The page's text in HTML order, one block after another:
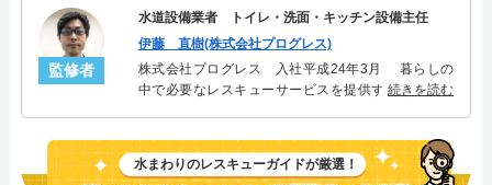
監修者
水道設備業者 トイレ・洗面・キッチン設備主任
伊藤 直樹(株式会社プログレス)
株式会社プログレス 入社平成24年3月 暮らしの
中で必要なレスキューサービスを提供する株式会社
トイレ・洗面・キッチン関連のトラブルを解決。多
くのお客様に信頼される「トイレ・洗面・キッチ
続きを読む
水まわりのレスキューガイドが厳選！